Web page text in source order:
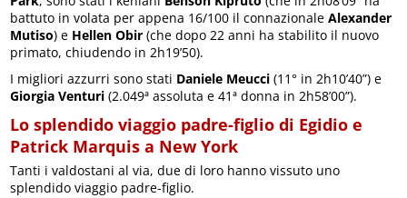
battuto in volata per appena 16/100 il connazionaleAlexander
Mutiso) e Hellen Obir (che dopo 22 anni ha stabilito il nuovo
primato, chiudendo in 2h19’50).
I migliori azzurri sono stati Daniele Meucci (11° in 2h10’40”) e
Giorgia Venturi (2.049ª assoluta e 41ª donna in 2h58’00”).
Lo splendido viaggio padre-figlio di Egidio e
Patrick Marquis a New York
Tanti i valdostani al via, due di loro hanno vissuto uno
splendido viaggio padre-figlio.